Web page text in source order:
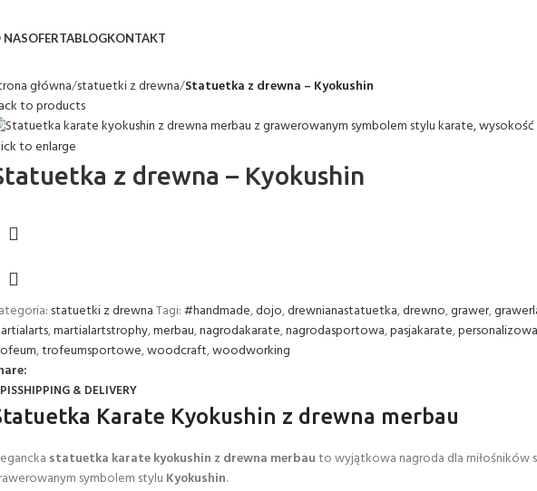
NASOFERTABLOGKONTAKT
główna statuetki z drewna Statuetka z drewna – Kyokushin
to products
to enlarge
z drewna – Kyokushin
statuetki z drewnaTagi:#handmade,dojo,drewnianastatuetka,drewno,grawer,
,martialartstrophy,merbau,nagrodakarate,nagrodasportowa,pasjakarate,
,trofeumsportowe,woodcraft,woodworking
SHIPPING & DELIVERY
Karate Kyokushin z drewna merbau
statuetka karate kyokushin z drewna merbauto wyjątkowa nagroda dla miłośników
symbolem stylu Kyokushin.